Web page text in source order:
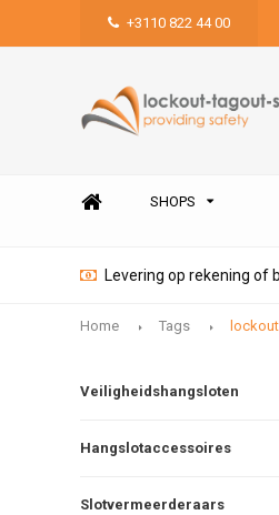
+3110 822 44 00
SHOPS
Levering op rekening of
Home Tags
Veiligheidshangsloten
Hangslotaccessoires
Slotvermeerderaars